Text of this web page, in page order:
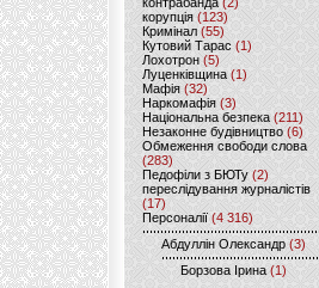
корупція (123)
Кримінал (55)
Кутовий Тарас (1)
Лохотрон(5)
Луценківщина (1)
Мафія (32)
Наркомафія (3)
Національна безпека (211)
Незаконне будівництво(6)
Обмеження свободи слова
(283)
Педофіли з БЮТу (2)
переслідування журналістів
(17)
Персоналії (4 316)
Абдуллін Олександр (3)
Борзова Ірина(1)